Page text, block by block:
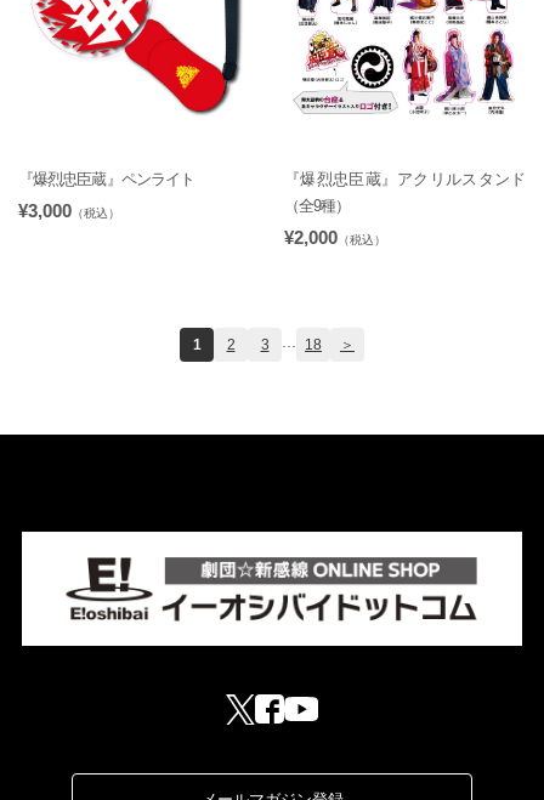
『爆烈忠臣蔵』ペンライト
¥3,000 （税込）
『爆烈忠臣蔵』アクリルスタンド
（全9種）
¥2,000 （税込）
1 2 3 18 ＞